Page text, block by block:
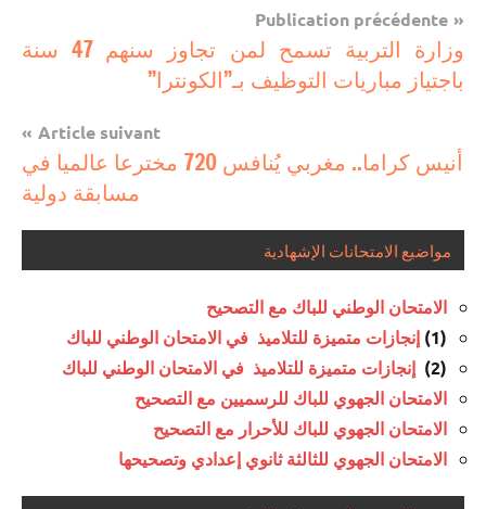
مستجدات
تربوية
Navigation
de
l’article
Publication précédente
وزارة التربية تسمح لمن تجاوز سنهم 47 سنة
باجتياز مباريات التوظيف بـ”الكونترا”
Article suivant
أنيس كراما.. مغربي يُنافس 720 مخترعا عالميا في
مسابقة دولية
مواضيع الامتحانات الإشهادية
الامتحان الوطني للباك مع التصحيح
(1)
إنجازات متميزة للتلاميذ في الامتحان الوطني للباك
(2)
إنجازات متميزة للتلاميذ في الامتحان الوطني للباك
الامتحان الجهوي للباك للرسميين مع التصحيح
الامتحان الجهوي للباك للأحرار مع التصحيح
الامتحان الجهوي للثالثة ثانوي إعدادي وتصحيحها